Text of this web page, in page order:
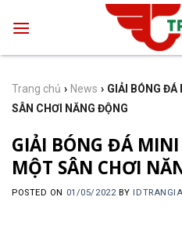
Trang chủ › News › GIẢI BÓNG
SÂN CHƠI NĂNG ĐỘNG
GIẢI BÓNG ĐÁ MINI
MỘT SÂN CHƠI
POSTED ON 01/05/2022BY IDTRANGIA